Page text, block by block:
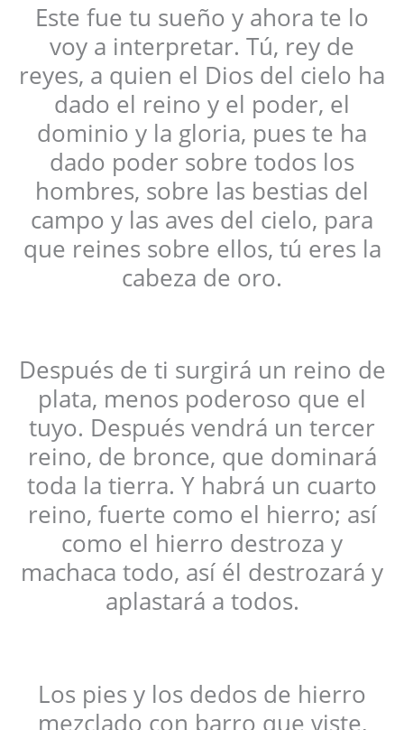
Este fue tu sueño y ahora te lo
voy a interpretar. Tú, rey de
reyes, a quien el Dios del cielo ha
dado el reino y el poder, el
dominio y la gloria, pues te ha
dado poder sobre todos los
hombres, sobre las bestias del
campo y las aves del cielo, para
que reines sobre ellos, tú eres la
cabeza de oro.
Después de ti surgirá un reino de
plata, menos poderoso que el
tuyo. Después vendrá un tercer
reino, de bronce, que dominará
toda la tierra. Y habrá un cuarto
reino, fuerte como el hierro; así
como el hierro destroza y
machaca todo, así él destrozará y
aplastará a todos.
Los pies y los dedos de hierro
mezclado con barro que viste,